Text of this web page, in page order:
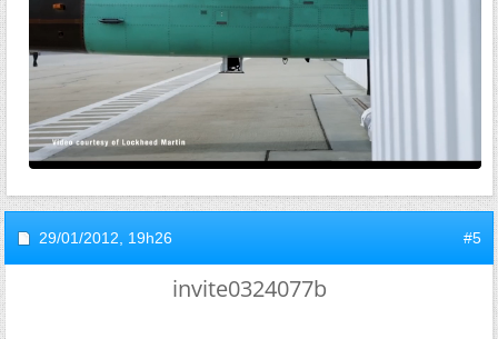
29/01/2012, 19h26 #5
invite0324077b